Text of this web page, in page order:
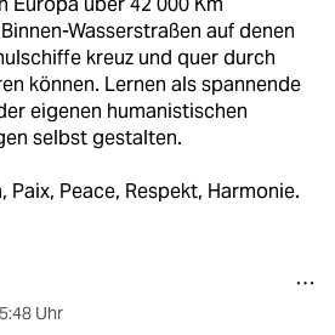
Wasserstraßen auf denen
kreuz und quer durch
können. Lernen als spannende
eigenen humanistischen
selbst gestalten.
Paix, Peace, Respekt, Harmonie.
Uhr